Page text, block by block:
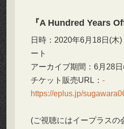
『A Hundred Years Off
日時：2020年6月18日(木
ート
アーカイブ期間：6月28
チケット販売URL：
https://eplus.jp/
(ご視聴にはイープラスの